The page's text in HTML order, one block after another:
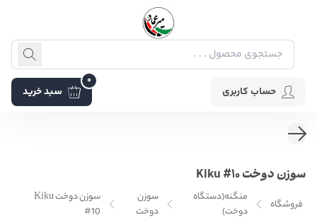
حساب کاربری سبد خرید
0
سوزن دوخت Kiku #10
فروشگاه
منگنه(دستگاه
دوخت)
سوزن
دوخت
سوزن دوخت Kiku
#10